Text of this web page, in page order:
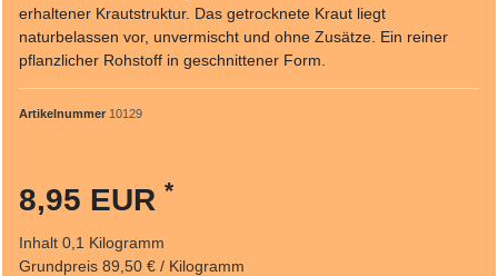
erhaltener Krautstruktur. Das getrocknete Kraut liegt
naturbelassen vor, unvermischt und ohne Zusätze. Ein reiner
pflanzlicher Rohstoff in geschnittener Form.
Artikelnummer 10129
8,95 EUR *
Inhalt 0,1 Kilogramm
Grundpreis 89,50 € / Kilogramm